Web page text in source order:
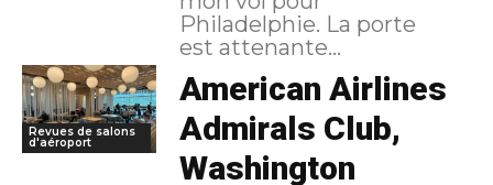
Philadelphie. La porte
est attenante...
Revues de salons
d'aéroport
American Airlines
Admirals Club,
Washington